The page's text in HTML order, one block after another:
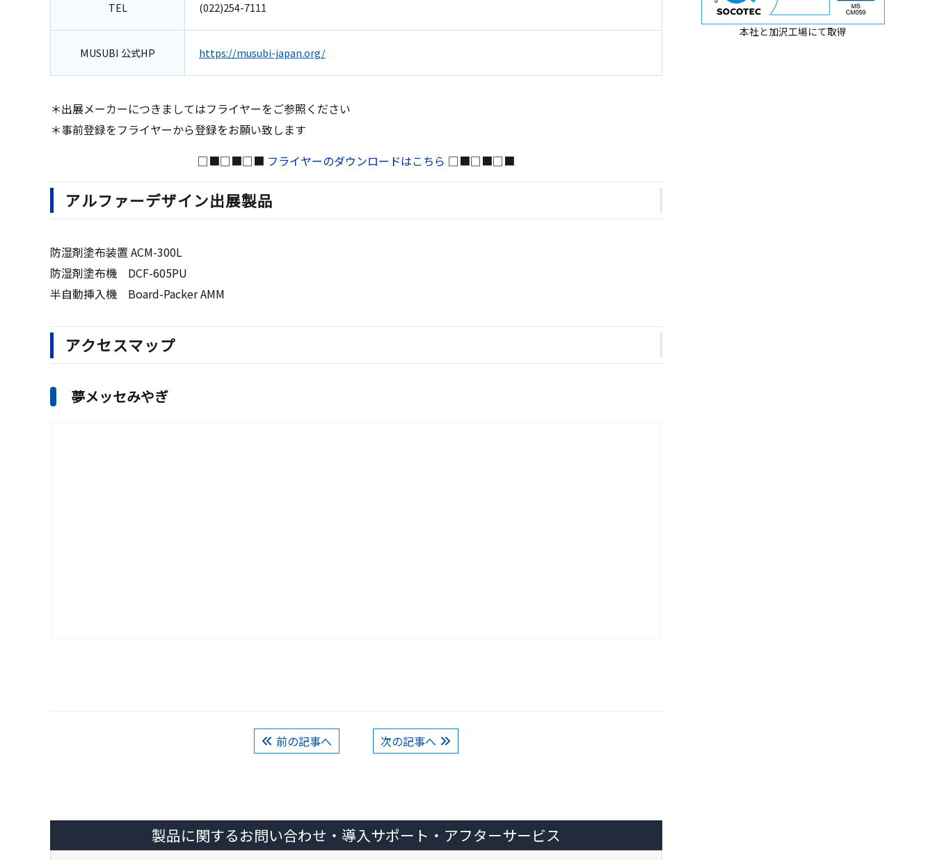
TEL (022)254-7111
MUSUBI 公式HP https://musubi-japan.org/
＊出展メーカーにつきましてはフライヤーをご参照ください
＊事前登録をフライヤーから登録をお願い致します
□■□■□■ フライヤーのダウンロードはこちら □■□■□■
アルファーデザイン出展製品
防湿剤塗布装置 ACM-300L
防湿剤塗布機 DCF-605PU
半自動挿入機 Board-Packer AMM
アクセスマップ
夢メッセみやぎ
前の記事へ 次の記事へ
製品に関するお問い合わせ・ 導入サポート・アフターサービス
本社と加沢工場にて取得